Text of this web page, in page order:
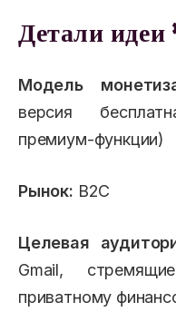
Детали идеи
Модель
версия
премиум-функции)
Рынок: B2C
Целевая
Gmail,
приватному